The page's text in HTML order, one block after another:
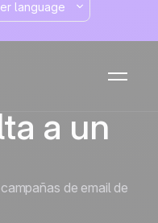
de
a un
de email de